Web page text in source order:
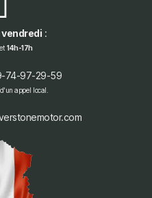
vendredi :
14h-17h
74-97-29-59
appel local.